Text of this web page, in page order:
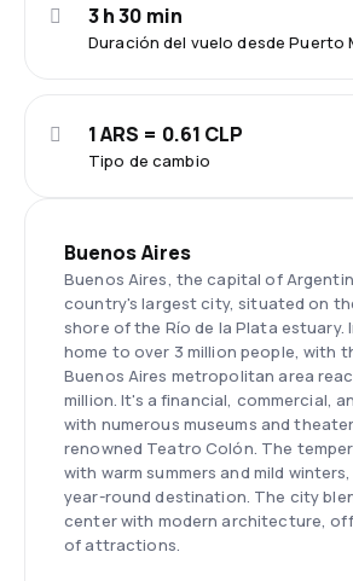
Duración del vuelo desde Puerto
3 h 30 min
Tipo de cambio
1 ARS = 0.61 CLP
Buenos Aires
Buenos Aires, the capital of
country's largest city, situated on
shore of the Río de la Plata estuary.
home to over 3 million people, with
Buenos Aires metropolitan area
million. It's a financial, commercial,
with numerous museums and
renowned Teatro Colón. The
with warm summers and mild
year-round destination. The city
center with modern architecture,
of attractions.